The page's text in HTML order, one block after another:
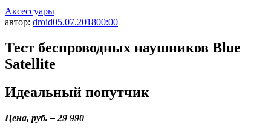
Аксессуары
автор: droid05.07.201800:00
Тест беспроводных наушников Blue
Satellite
Идеальный попутчик
Цена, руб. – 29 990